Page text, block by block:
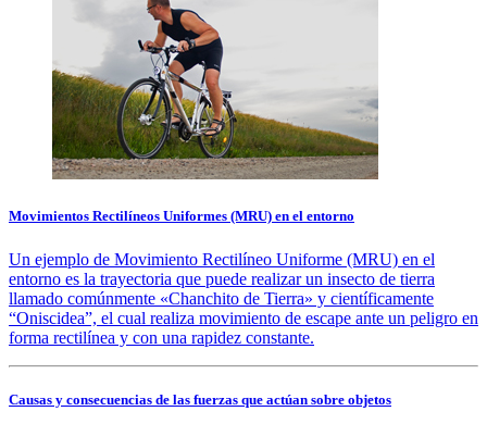
Movimientos Rectilíneos Uniformes (MRU) en el entorno
Un ejemplo de Movimiento Rectilíneo Uniforme (MRU) en el
entorno es la trayectoria que puede realizar un insecto de tierra
llamado comúnmente «Chanchito de Tierra» y científicamente
“Oniscidea”, el cual realiza movimiento de escape ante un peligro en
forma rectilínea y con una rapidez constante.
Causas y consecuencias de las fuerzas que actúan sobre objetos